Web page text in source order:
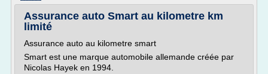
Assurance auto Smart au kilometre km
limité
Assurance auto au kilometre smart
Smart est une marque automobile allemande créée par
Nicolas Hayek en 1994.